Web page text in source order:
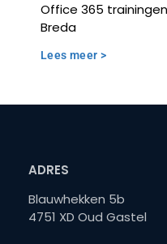
Office 365
Breda
Lees meer >
ADRES
Blauwhekken 5b
4751 XD Oud Gastel